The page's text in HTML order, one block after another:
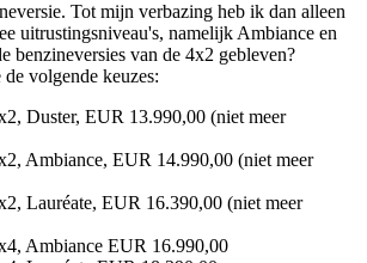
Tot mijn verbazing heb ik dan alleen
uitrustingsniveau's, namelijk Ambiance en
benzineversies van de 4x2 gebleven?
volgende keuzes:
Duster, EUR 13.990,00 (niet meer
Ambiance, EUR 14.990,00 (niet meer
Lauréate, EUR 16.390,00 (niet meer
Ambiance EUR 16.990,00